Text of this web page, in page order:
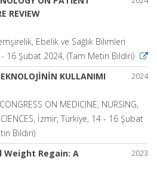
REVIEW
Ebelik ve Sağlık Bilimleri
16 Şubat 2024, (Tam Metin Bildiri)
2024
KULLANIMI
ON MEDICINE, NURSING,
İzmir, Türkiye, 14 - 16 Şubat
Bildiri)
2023
Weight Regain: A